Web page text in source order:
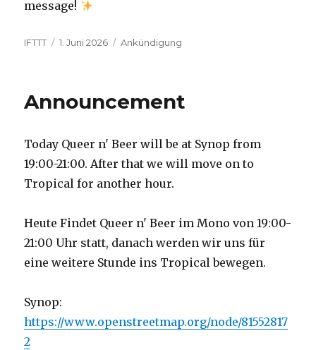
message!
Autor
IFTTT
Veröffentlicht
1. Juni 2026 Kategorien
Ankündigung
Announcement
Today Queer n' Beer will be at Synop from
19:00-21:00. After that we will move on to
Tropical for another hour.
Heute Findet Queer n' Beer im Mono von 19:00-
21:00 Uhr statt, danach werden wir uns für
eine weitere Stunde ins Tropical bewegen.
Synop:
https://www.openstreetmap.org/node/81552817
2